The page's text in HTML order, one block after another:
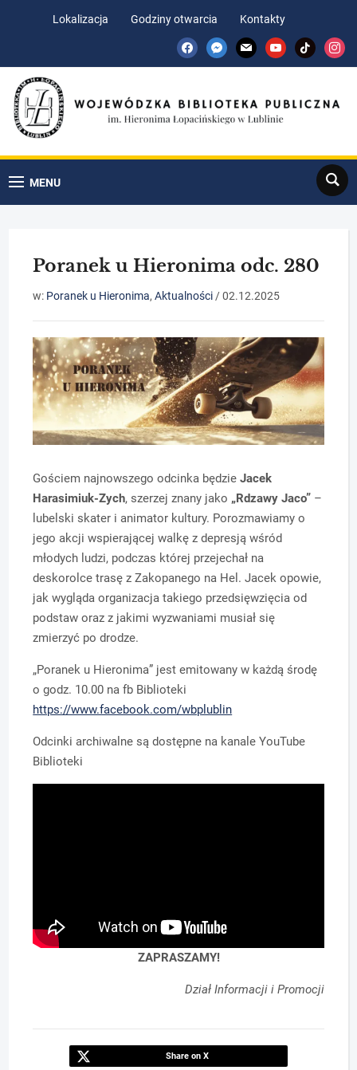
Lokalizacja Godziny otwarcia
Kontakty
facebookmessenger
mail youtubetiktok
MENU
Search
Poranek u Hieronima odc. 280
w: Poranek u Hieronima,Aktualności /02.12.2025
Gościem najnowszego odcinka będzieJacek
Harasimiuk-Zych, szerzej znany jako „Rdzawy Jaco” –
lubelski skater i animator kultury. Porozmawiamy o
jego akcji wspierającej walkę z depresją wśród
młodych ludzi, podczas której przejechał na
deskorolce trasę z Zakopanego na Hel. Jacek opowie,
jak wygląda organizacja takiego przedsięwzięcia od
podstaw oraz z jakimi wyzwaniami musiał się
zmierzyć po drodze.
„Poranek u Hieronima” jest emitowany w każdą środę
o godz. 10.00 na fb Biblioteki
https://www.facebook.com/wbplublin
Odcinki archiwalne są dostępne na kanale YouTube
Biblioteki
ZAPRASZAMY!
Dział Informacji i Promocji
Share on X